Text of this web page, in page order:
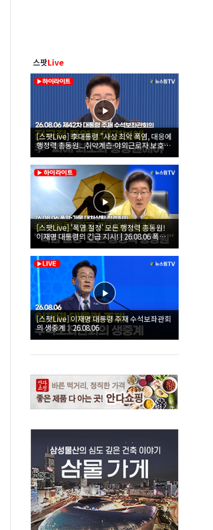
스팟Live
[스팟Live] 李대통령 "사상 최악 폭염, 대응에
행정력 총동원...취약계층·야외근로자 보호에
힘써야"｜26.08.06 제42차 대통령 주재 수석
보좌관회의
[스팟Live] '폭염 절정' 모든 행정력 총동원!
이재명 대통령의 긴급 지시! | 26.08.06 폭염•
가뭄 대처상황 점검회의
[스팟Live] 이재명 대통령 주재 수석보좌관회
의 생중계｜26.08.06